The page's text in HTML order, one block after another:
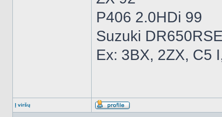
P406 2.0HDi 99
Suzuki
Ex: 3BX, 2ZX, C5
Į viršų
Aprašymas